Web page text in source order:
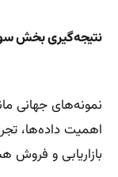
نتیجه‌گیری بخش
نمونه‌های جهانی
اهمیت داده‌ها،
بازاریابی و فروش